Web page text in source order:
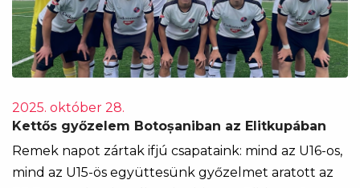
2025. október 28.
Kettős győzelem Botoșaniban az Elitkupában
Remek napot zártak ifjú csapataink: mind az U16-os,
mind az U15-ös együttesünk győzelmet aratott az